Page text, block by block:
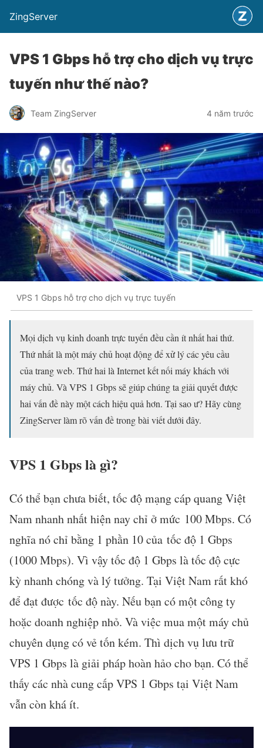
ZingServer
VPS 1 Gbps hỗ trợ cho dịch vụ trực
tuyến như thế nào?
Team ZingServer 4 năm trước
VPS 1 Gbps hỗ trợ cho dịch vụ trực tuyến
Mọi dịch vụ kinh doanh trực tuyến đều cần ít nhất hai thứ.
Thứ nhất là một máy chủ hoạt động để xử lý các yêu cầu
của trang web. Thứ hai là Internet kết nối máy khách với
máy chủ. Và VPS 1 Gbps sẽ giúp chúng ta giải quyết được
hai vấn đề này một cách hiệu quả hơn. Tại sao ư? Hãy cùng
ZingServer làm rõ vấn đề trong bài viết dưới đây.
VPS 1 Gbps là gì?
Có thể bạn chưa biết, tốc độ mạng cáp quang Việt
Nam nhanh nhất hiện nay chỉ ở mức 100 Mbps. Có
nghĩa nó chỉ bằng 1 phần 10 của tốc độ 1 Gbps
(1000 Mbps). Vì vậy tốc độ 1 Gbps là tốc độ cực
kỳ nhanh chóng và lý tưởng. Tại Việt Nam rất khó
để đạt được tốc độ này. Nếu bạn có một công ty
hoặc doanh nghiệp nhỏ. Và việc mua một máy chủ
chuyên dụng có vẻ tốn kém. Thì dịch vụ lưu trữ
VPS 1 Gbps là giải pháp hoàn hảo cho bạn. Có thể
thấy các nhà cung cấp VPS 1 Gbps tại Việt Nam
vẫn còn khá ít.